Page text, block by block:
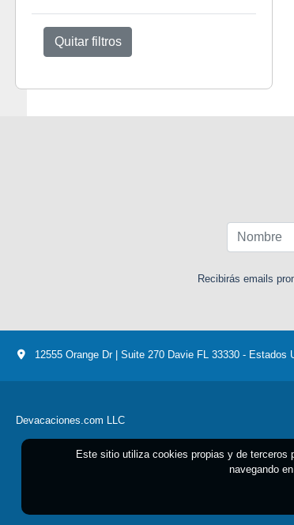
Quitar filtros
Recibirás emails
12555 Orange Dr | Suite 270 Davie FL 33330 - Estados
Devacaciones.com LLC
Este sitio utiliza cookies propias y de terceros
navegando